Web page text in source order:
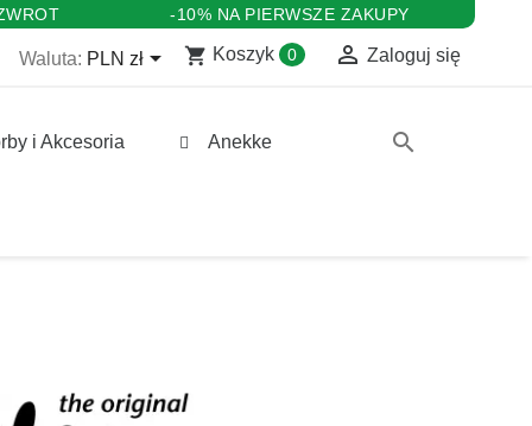
-10% NA PIERWSZE ZAKUPY
Waluta: PLN zł shopping_cart Koszyk 0  Zaloguj się
i Akcesoria Anekke search